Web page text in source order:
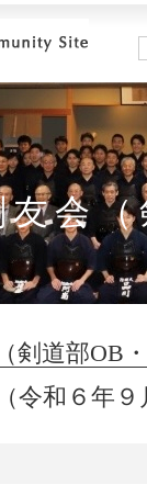
会（
道部OB
令和６年９